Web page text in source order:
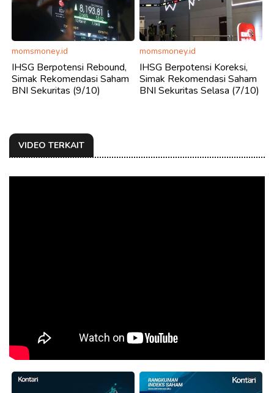
momsmoney.id
IHSG Berpotensi Rebound,
Simak Rekomendasi Saham
BNI Sekuritas (9/10)
momsmoney.id
IHSG Berpotensi Koreksi,
Simak Rekomendasi Saham
BNI Sekuritas Selasa (7/10)
VIDEO TERKAIT